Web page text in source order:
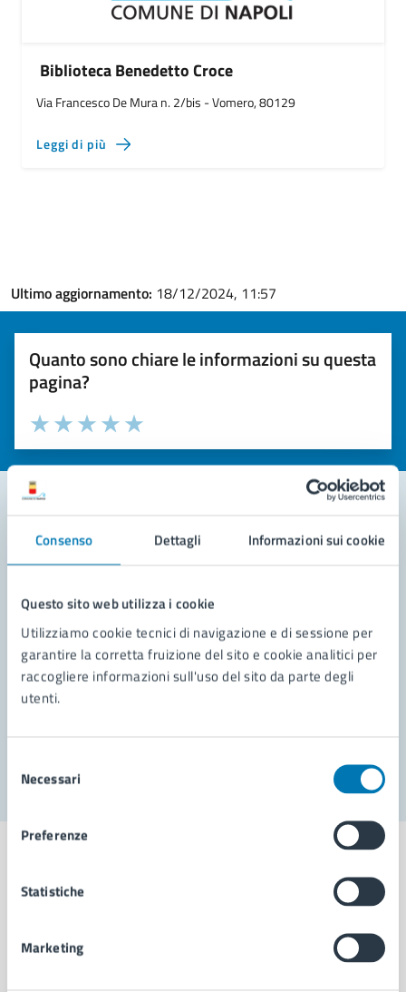
Consenso Dettagli Informazioni sui cookie
Questo sito web utilizza i cookie
Utilizziamo cookie tecnici di navigazione e di sessione per
garantire la corretta fruizione del sito e cookie analitici per
raccogliere informazioni sull'uso del sito da parte degli
utenti.
delNecessari
Preferenze
Statistiche
Marketing
Biblioteca Benedetto Croce
Via Francesco De Mura n. 2/bis - Vomero, 80129
Leggi di più
Ultimo aggiornamento: 18/12/2024, 11:57
Quanto sono chiare le informazioni su questa
pagina?
Valuta la chiarezza delle informazioni (da 1 a 5 stelle)
Seleziona il numero di stelle per valutare la chiarezza delle
Valuta 5 stelle su 5
Valuta 4 stelle su 5
Valuta 3 stelle su 5
Valuta 2 stelle su 5
Valuta 1 stelle su 5
Contatta il comune
Richiedi assistenza
Prenota appuntamento
Problemi in città